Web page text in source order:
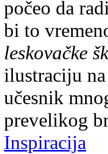
počeo da
bi to
leskovačke
ilustraciju na
učesnik
prevelikog
Inspiracija